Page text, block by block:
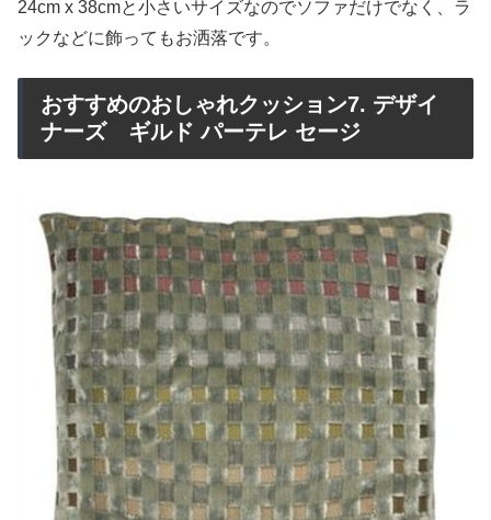
24cm x 38cmと小さいサイズなのでソファだけでなく、ラ
ックなどに飾ってもお洒落です。
おすすめのおしゃれクッション7. デザイ
ナーズ ギルド パーテレ セージ